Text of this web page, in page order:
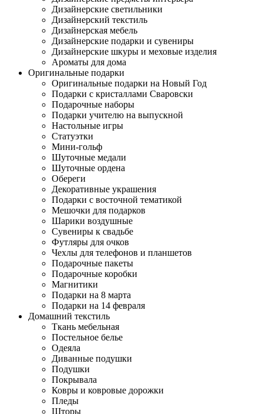
Дизайнерские светильники
Дизайнерский текстиль
Дизайнерская мебель
Дизайнерские подарки и сувениры
Дизайнерские шкуры и меховые изделия
Ароматы для дома
Оригинальные подарки
Оригинальные подарки на Новый Год
Подарки с кристаллами Сваровски
Подарочные наборы
Подарки учителю на выпускной
Настольные игры
Статуэтки
Мини-гольф
Шуточные медали
Шуточные ордена
Обереги
Декоративные украшения
Подарки с восточной тематикой
Мешочки для подарков
Шарики воздушные
Сувениры к свадьбе
Футляры для очков
Чехлы для телефонов и планшетов
Подарочные пакеты
Подарочные коробки
Магнитики
Подарки на 8 марта
Подарки на 14 февраля
Домашний текстиль
Ткань мебельная
Постельное белье
Одеяла
Диванные подушки
Подушки
Покрывала
Ковры и ковровые дорожки
Пледы
Шторы